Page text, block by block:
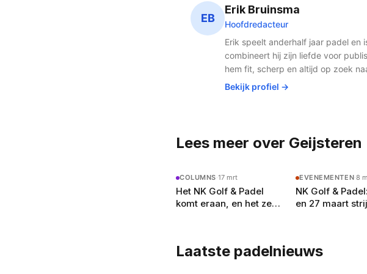
Premier Padel Rotterdam in Rotterdam Ahoy
jaarlijkse EY NK Padel tijdens de Dutch Padel
De innovatiekracht van Nederlandse
heeft geleid tot baanbrekende concepten in
baanaanleg, reserveringssystemen en
clubmanagement die ook internationaal
overgenomen. Hier vindt u alle artikelen over
EB
Erik Bruinsma
Hoofdredacteur
Erik speelt anderhalf jaar padel en
combineert hij zijn liefde voor
hem fit, scherp en altijd op zoek
Bekijk profiel →
Lees meer over Geijsteren
COLUMNS·17 mrt
Het NK Golf & Padel
komt eraan, en het zegt
EVENEMENTEN·8
NK Golf &
en 27 maart
Laatste padelnieuws